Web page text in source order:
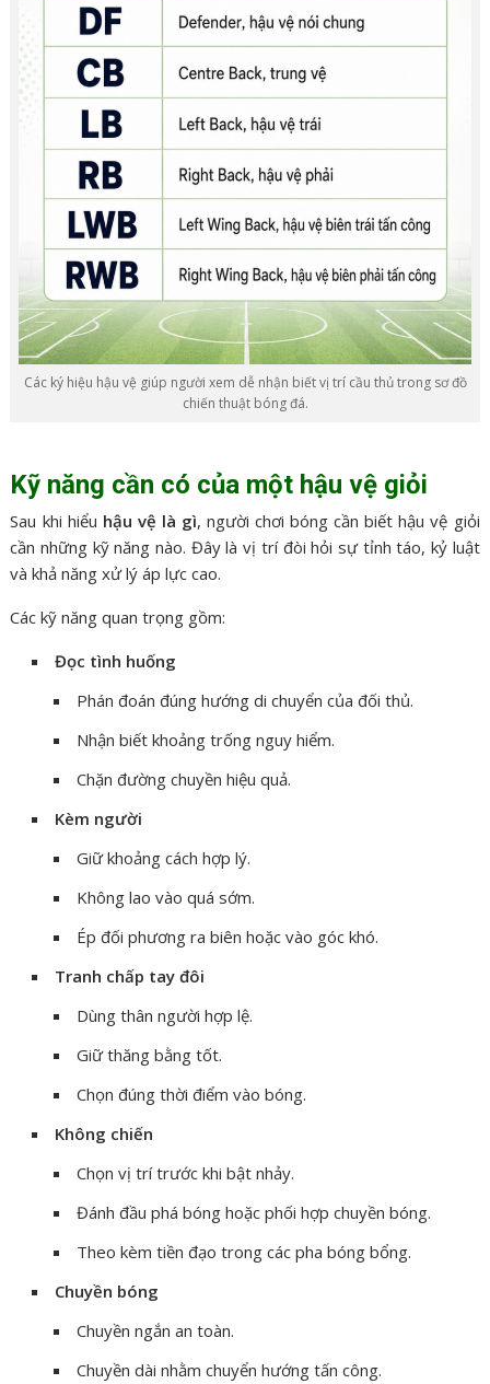
Các ký hiệu hậu vệ giúp người xem dễ nhận biết vị trí cầu thủ trong sơ đồ
chiến thuật bóng đá.
Kỹ năng cần có của một hậu vệ giỏi
Sau khi hiểu hậu vệ là gì, người chơi bóng cần biết hậu vệ giỏi
cần những kỹ năng nào. Đây là vị trí đòi hỏi sự tỉnh táo, kỷ luật
và khả năng xử lý áp lực cao.
Các kỹ năng quan trọng gồm:
Đọc tình huống
Phán đoán đúng hướng di chuyển của đối thủ.
Nhận biết khoảng trống nguy hiểm.
Chặn đường chuyền hiệu quả.
Kèm người
Giữ khoảng cách hợp lý.
Không lao vào quá sớm.
Ép đối phương ra biên hoặc vào góc khó.
Tranh chấp tay đôi
Dùng thân người hợp lệ.
Giữ thăng bằng tốt.
Chọn đúng thời điểm vào bóng.
Không chiến
Chọn vị trí trước khi bật nhảy.
Đánh đầu phá bóng hoặc phối hợp chuyền bóng.
Theo kèm tiền đạo trong các pha bóng bổng.
Chuyền bóng
Chuyền ngắn an toàn.
Chuyền dài nhằm chuyển hướng tấn công.